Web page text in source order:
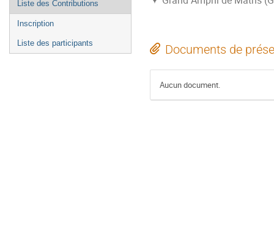
Liste des Contributions
Inscription
Liste des participants Documents de
Aucun document.